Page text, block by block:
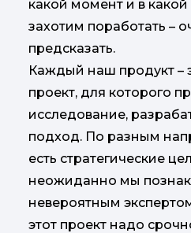
какой момент и в
захотим поработать –
предсказать.
Каждый наш продукт –
проект, для которого
исследование,
подход. По разным
есть стратегические
неожиданно мы
невероятным
этот проект надо